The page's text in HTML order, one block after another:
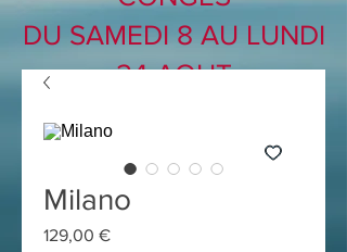
DU SAMEDI 8 AU LUNDI
24 AOUT
Milano
129,00 €Prix